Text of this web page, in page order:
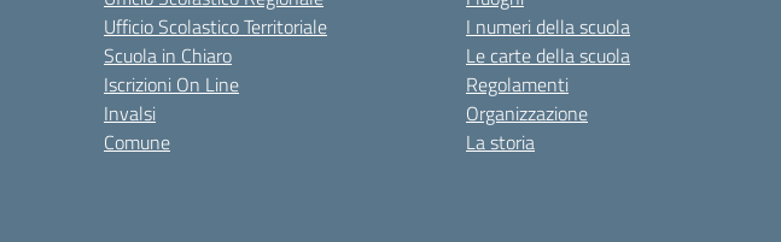
Ufficio Scolastico Territoriale
Scuola in Chiaro
Iscrizioni On Line
Invalsi
Comune
I numeri della scuola
Le carte della scuola
Regolamenti
Organizzazione
La storia